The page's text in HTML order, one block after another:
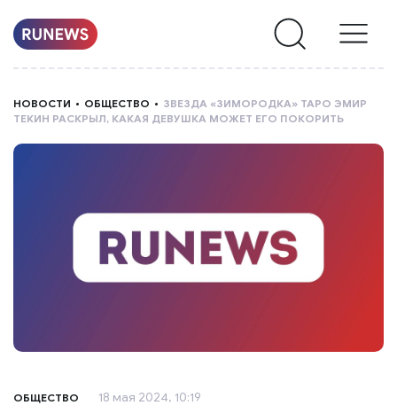
НОВОСТИ ОБЩЕСТВО
ЗВЕЗДА «ЗИМОРОДКА» ТАРО ЭМИР
ТЕКИН РАСКРЫЛ, КАКАЯ ДЕВУШКА МОЖЕТ ЕГО ПОКОРИТЬ
ОБЩЕСТВО 18 мая 2024, 10:19